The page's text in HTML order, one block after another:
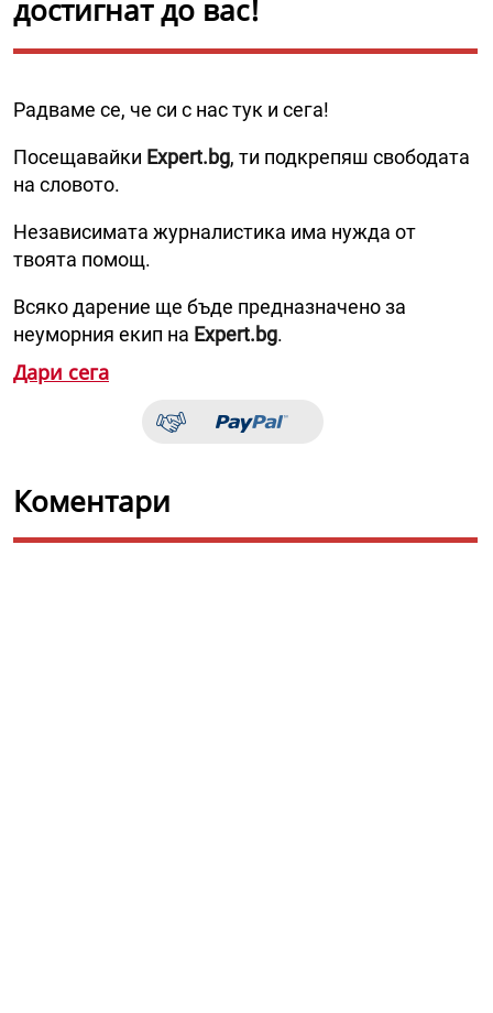
достигнат до вас!
Радваме се, че си с нас тук и сега!
Посещавайки Expert.bg, ти подкрепяш свободата
на словото.
Независимата журналистика има нужда от
твоята помощ.
Всяко дарение ще бъде предназначено за
неуморния екип на Expert.bg.
Дари сега
Коментари